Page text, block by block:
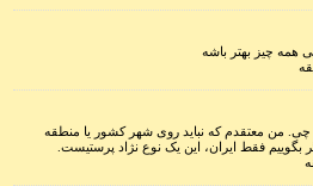
دست
همه چیز بهتر باشه
چی. من معتقدم که نباید روی شهر کشور یا منطقه
فقط ایران، این یک نوع نژاد پرستیست.